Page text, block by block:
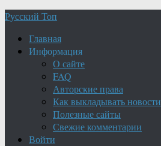
Русский Топ
Главная
Информация
О сайте
FAQ
Авторские права
Как выкладывать новости
Полезные сайты
Свежие комментарии
Войти